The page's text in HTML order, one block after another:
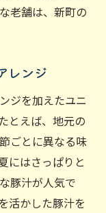
老舗は、新町の
レンジ
ジを加えたユニ
とえば、地元の
ごとに異なる味
にはさっぱりと
豚汁が人気で
活かした豚汁を